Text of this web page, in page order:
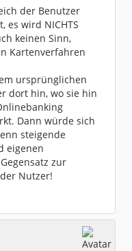
der Benutzer
es wird NICHTS
keinen Sinn,
Kartenverfahren
ursprünglichen
dort hin, wo sie hin
Dann würde sich
steigende
eigenen
zur
Nutzer!